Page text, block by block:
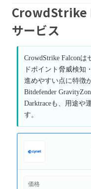
CrowdStrike
サービス
CrowdStrike Falcon
ドポイント脅威検知
進めやすい点に特徴
Bitdefender
Darktraceも、用途や
す。
価格